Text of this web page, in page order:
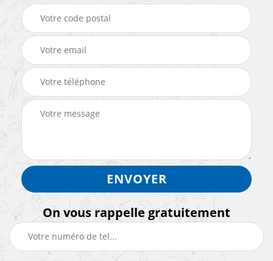
On vous rappelle gratuitement